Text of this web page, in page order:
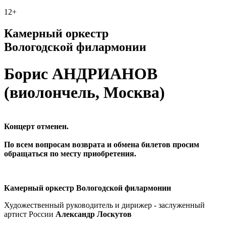
12+
Камерный оркестр
Вологодской филармонии
Борис АНДРИАНОВ
(виолончель, Москва)
Концерт отменен.
По всем вопросам возврата и обмена билетов просим
обращаться по месту приобретения.
Камерный оркестр Вологодской филармонии
Художественный руководитель и дирижер - заслуженный
артист России Александр Лоскутов